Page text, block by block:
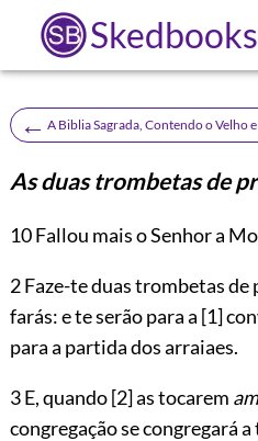
Skedbooks
← A Biblia Sagrada, Contendo o Velho
As duas trombetas de
10Fallou mais o Senhor a
2 Faze-te duas trombetas de
farás: e te serão para a [1]
para a partida dos arraiaes.
3 E, quando[2]as tocarem
congregação se congregará